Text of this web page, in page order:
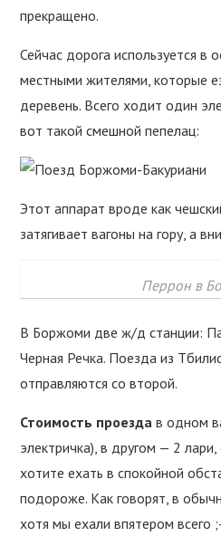
прекращено.
Сейчас дорога используется в
местными жителями, которые
деревень. Всего ходит один
вот такой смешной пепелац:
Этот аппарат вроде как
затягивает вагоны на гору, а
Перрон в
В Боржоми две ж/д станции:
Черная Речка. Поезда из
отправляются со второй.
Стоимость проезда в одном
электричка), в другом — 2
хотите ехать в спокойной
подороже. Как говорят, в
хотя мы ехали впятером всего